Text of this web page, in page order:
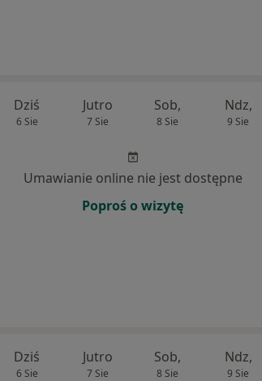
Dziś
6 Sie
Jutro
7 Sie
Sob,
8 Sie
Ndz,
9 Sie
Umawianie online nie jest dostępne
Poproś o wizytę
Dziś
6 Sie
Jutro
7 Sie
Sob,
8 Sie
Ndz,
9 Sie